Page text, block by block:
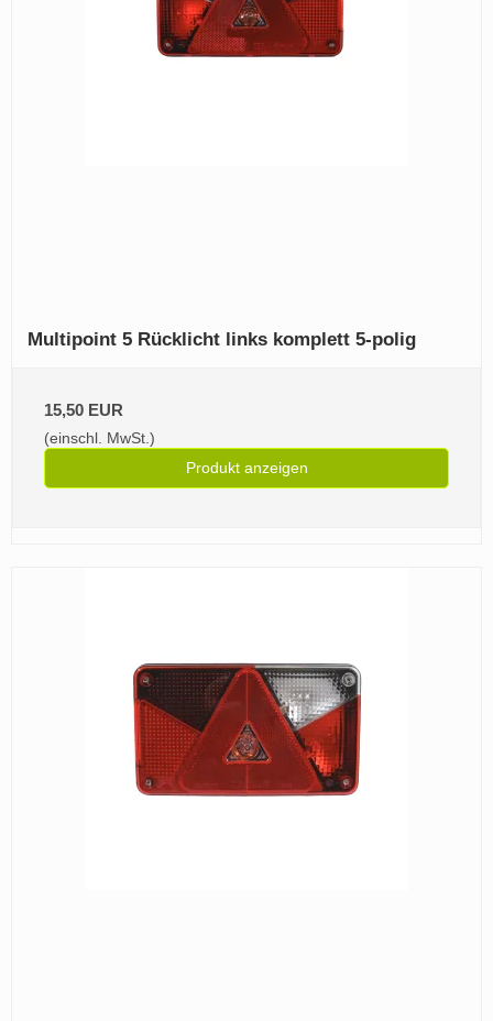
Multipoint 5 Rücklicht links komplett 5-polig
15,50 EUR
(einschl. MwSt.)
Produkt anzeigen